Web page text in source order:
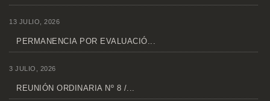
13 JULIO, 2026
PERMANENCIA POR EVALUACIÓ...
3 JULIO, 2026
REUNIÓN ORDINARIA Nº 8 /...